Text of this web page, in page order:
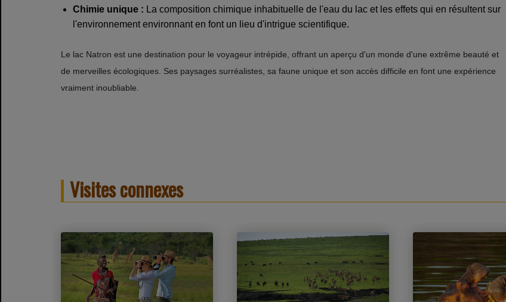
Chimie unique : La composition chimique inhabituelle de l'eau du lac et les effets qui en résultent sur
l'environnement environnant en font un lieu d'intrigue scientifique.
Le lac Natron est une destination pour le voyageur intrépide, offrant un aperçu d'un monde d'une extrême beauté et
de merveilles écologiques. Ses paysages surréalistes, sa faune unique et son accès difficile en font une expérience
vraiment inoubliable.
Visites connexes